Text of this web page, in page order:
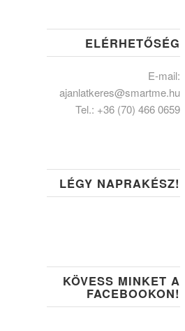
ELÉRHETŐSÉG
E-mail:
ajanlatkeres@smartme.hu
Tel.: +36 (70) 466 0659
LÉGY NAPRAKÉSZ!
KÖVESS MINKET A
FACEBOOKON!